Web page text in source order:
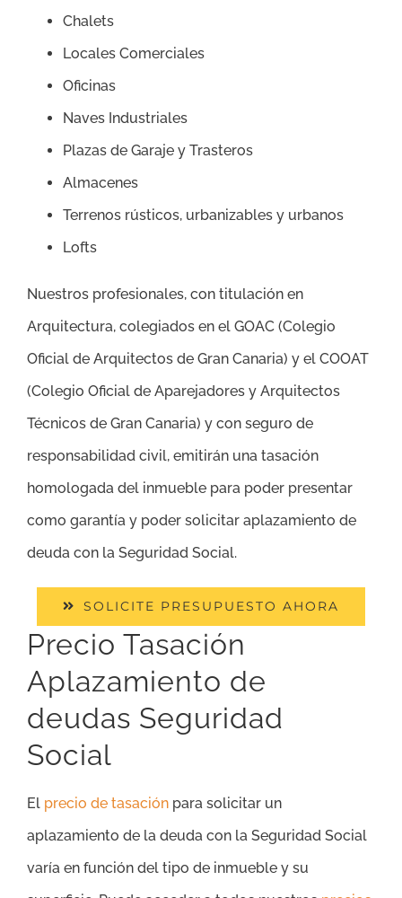
Chalets
Locales Comerciales
Oficinas
Naves Industriales
Plazas de Garaje y Trasteros
Almacenes
Terrenos rústicos, urbanizables y urbanos
Lofts
Nuestros profesionales, con titulación en
Arquitectura, colegiados en el GOAC (Colegio
Oficial de Arquitectos de Gran Canaria) y el COOAT
(Colegio Oficial de Aparejadores y Arquitectos
Técnicos de Gran Canaria) y con seguro de
responsabilidad civil, emitirán una tasación
homologada del inmueble para poder presentar
como garantía y poder solicitar aplazamiento de
deuda con la Seguridad Social.
SOLICITE PRESUPUESTO AHORA
Precio Tasación
Aplazamiento de
deudas Seguridad
Social
El precio de tasación para solicitar un
aplazamiento de la deuda con la Seguridad Social
varía en función del tipo de inmueble y su